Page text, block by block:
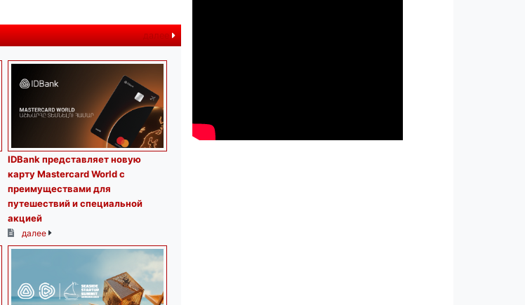
далее
IDBank представляет новую
карту Mastercard World с
преимуществами для
путешествий и специальной
акцией
далее